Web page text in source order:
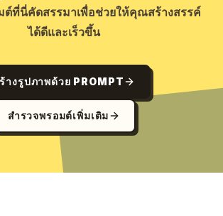
ต์ที่นี่คัดสรรมาเพื่อช่วยให้คุณสร้างสรรค์
ได้ดีและเร็วขึ้น
างรูปภาพด้วย PROMPT
สำรวจพรอมต์เพิ่มเติม